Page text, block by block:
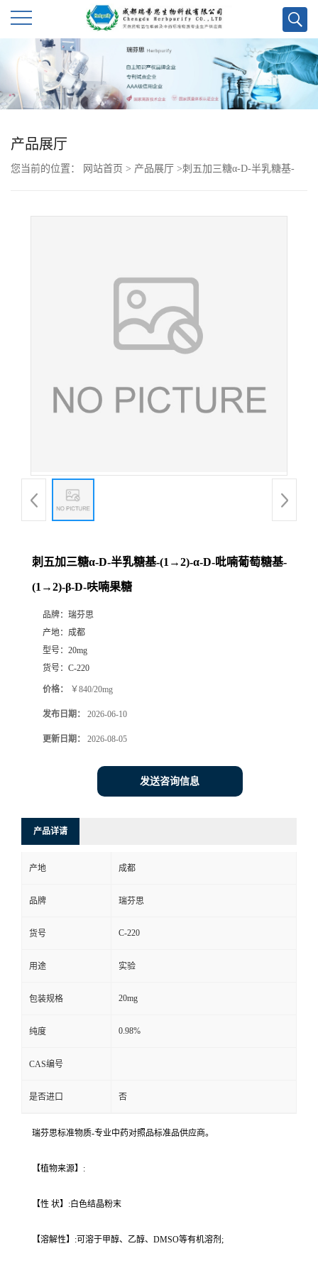
产
厅
方
式
产品展厅
您当前的位置： 网站首页 > 产品展厅 >刺五加三糖α-D-半乳糖基-
刺五加三糖α-D-半乳糖基-(1→2)-α-D-吡喃葡萄糖基-
(1→2)-β-D-呋喃果糖
品牌： 瑞芬思
产地： 成都
型号： 20mg
货号： C-220
价格： ￥840/20mg
发布日期： 2026-06-10
更新日期： 2026-08-05
发送咨询信息
产品详请
产地 成都
品牌 瑞芬思
货号 C-220
用途 实验
包装规格 20mg
纯度 0.98%
CAS编号
是否进口 否
瑞芬思标准物质-专业中药对照品标准品供应商。
【植物来源】:
【性 状】:白色结晶粉末
【溶解性】:可溶于甲醇、乙醇、DMSO等有机溶剂;